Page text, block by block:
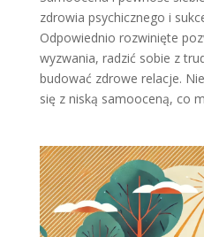
zdrowia psychicznego i
Odpowiednio rozwinięte
wyzwania, radzić sobie z
budować zdrowe relacje.
się z niską samooceną, co